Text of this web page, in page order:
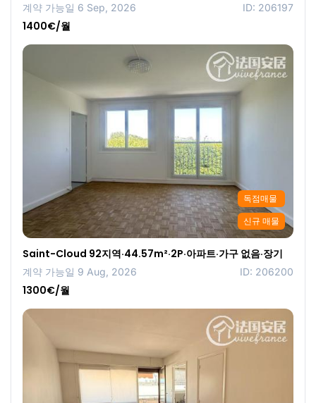
계약 가능일 6 Sep, 2026 ID: 206197
1400€/월
독점매물
신규 매물
Saint-Cloud 92지역·44.57m²·2P·아파트·가구 없음·장기
계약 가능일 9 Aug, 2026 ID: 206200
1300€/월